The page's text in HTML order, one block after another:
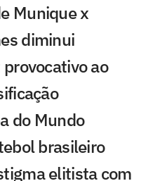
Munique x
diminui
ao
do Mundo
brasileiro
elitista com